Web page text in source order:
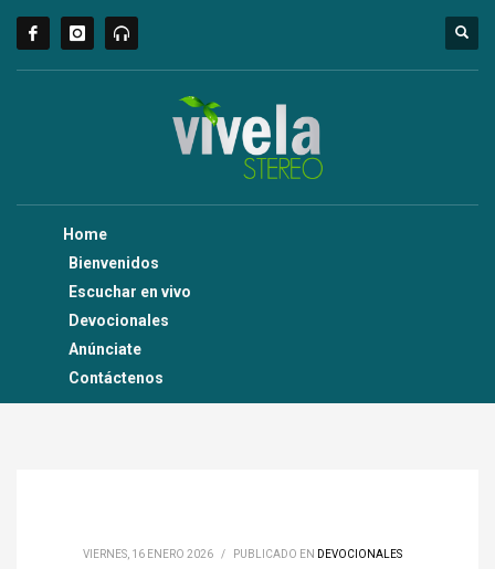
Home
Bienvenidos
Escuchar en vivo
Devocionales
Anúnciate
Contáctenos
VIERNES, 16 ENERO 2026 / PUBLICADO EN DEVOCIONALES